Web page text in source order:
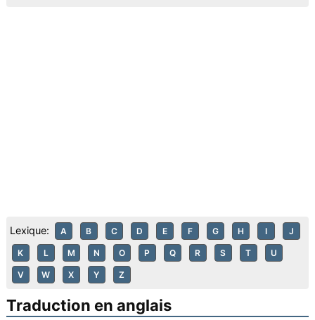
Lexique: A B C D E F G H I J
K L M N O P Q R S T U
V W X Y Z
Traduction en anglais